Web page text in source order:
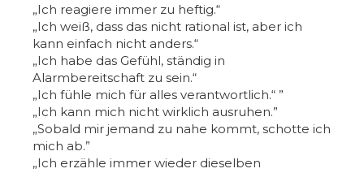
„Ich reagiere immer zu heftig.“
„Ich weiß, dass das nicht rational ist, aber ich
kann einfach nicht anders.“
„Ich habe das Gefühl, ständig in
Alarmbereitschaft zu sein.“
„Ich fühle mich für alles verantwortlich.“ ”
„Ich kann mich nicht wirklich ausruhen.”
„Sobald mir jemand zu nahe kommt, schotte ich
mich ab.”
„Ich erzähle immer wieder dieselben